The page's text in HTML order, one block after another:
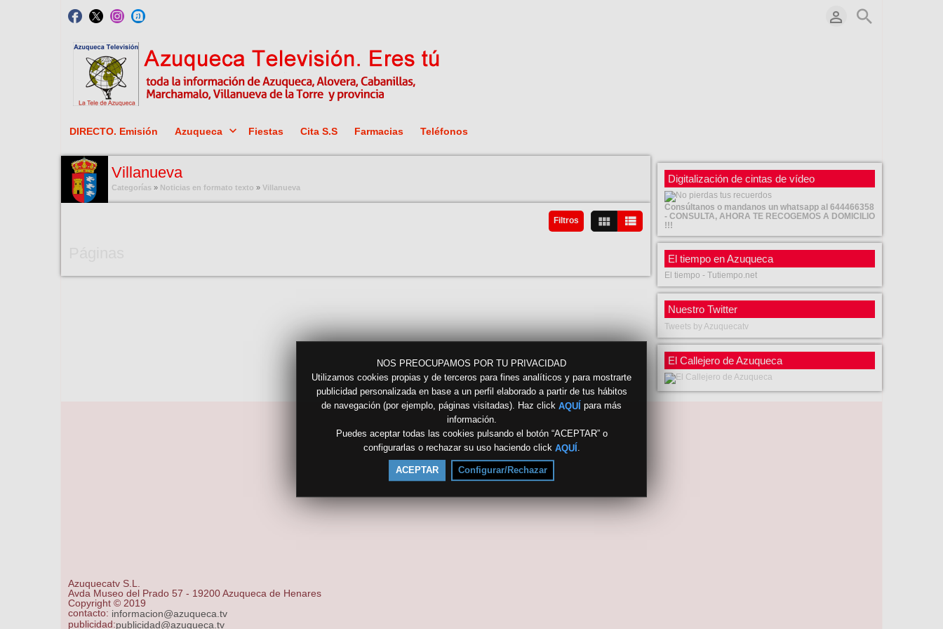
NOS PREOCUPAMOS POR TU PRIVACIDAD
Utilizamos cookies propias y de terceros para fines analíticos y para mostrarte
publicidad personalizada en base a un perfil elaborado a partir de tus hábitos
de navegación (por ejemplo, páginas visitadas). Haz click AQUÍ para más
información.
Puedes aceptar todas las cookies pulsando el botón “ACEPTAR” o
configurarlas o rechazar su uso haciendo click AQUÍ .
ACEPTAR Configurar/Rechazar
DIRECTO. Emisión Azuqueca Fiestas Cita S.S Farmacias Teléfonos
Villanueva
Categorías » Noticias en formato texto » Villanueva
Filtros
Digitalización de cintas de vídeo
Consúltanos o mandanos un whatsapp al 644466358
- CONSULTA, AHORA TE RECOGEMOS A DOMICILIO
!!!
El tiempo en Azuqueca
El tiempo - Tutiempo.net
Nuestro Twitter
Tweets by Azuquecatv
El Callejero de Azuqueca
Azuquecatv S.L.
Avda Museo del Prado 57 - 19200 Azuqueca de Henares
Copyright © 2019
contacto: informacion@azuqueca.tv
publicidad:publicidad@azuqueca.tv